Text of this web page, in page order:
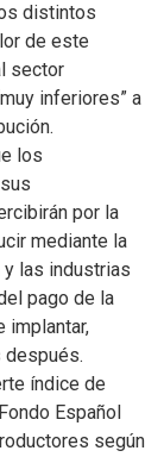
distintos
de este
sector
inferiores” a
los
por la
mediante la
las industrias
pago de la
implantar,
después.
índice de
Español
según